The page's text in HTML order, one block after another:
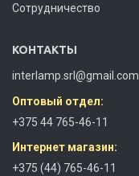
Сотрудничество
КОНТАКТЫ
interlamp.srl@gmail.com
Оптовый отдел:
+375 44 765-46-11
Интернет магазин:
+375 (44) 765-46-11